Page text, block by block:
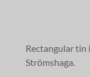
Rectangular tin
Strömshaga.